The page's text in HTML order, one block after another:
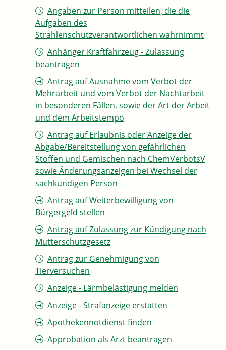
Angaben zur Person mitteilen, die die
Aufgaben des
Strahlenschutzverantwortlichen wahrnimmt
Anhänger Kraftfahrzeug - Zulassung
beantragen
Antrag auf Ausnahme vom Verbot der
Mehrarbeit und vom Verbot der Nachtarbeit
in besonderen Fällen, sowie der Art der Arbeit
und dem Arbeitstempo
Antrag auf Erlaubnis oder Anzeige der
Abgabe/Bereitstellung von gefährlichen
Stoffen und Gemischen nach ChemVerbotsV
sowie Änderungsanzeigen bei Wechsel der
sachkundigen Person
Antrag auf Weiterbewilligung von
Bürgergeld stellen
Antrag auf Zulassung zur Kündigung nach
Mutterschutzgesetz
Antrag zur Genehmigung von
Tierversuchen
Anzeige - Lärmbelästigung melden
Anzeige - Strafanzeige erstatten
Apothekennotdienst finden
Approbation als Arzt beantragen